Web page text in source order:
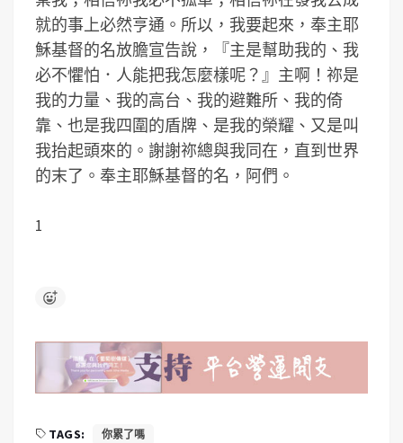
就的事上必然亨通。所以，我要起來，奉主耶
穌基督的名放膽宣告說，『主是幫助我的、我
必不懼怕．人能把我怎麼樣呢？』主啊！祢是
我的力量、我的高台、我的避難所、我的倚
靠、也是我四圍的盾牌、是我的榮耀、又是叫
我抬起頭來的。謝謝祢總與我同在，直到世界
的末了。奉主耶穌基督的名，阿們。
1
TAGS: 你累了嗎